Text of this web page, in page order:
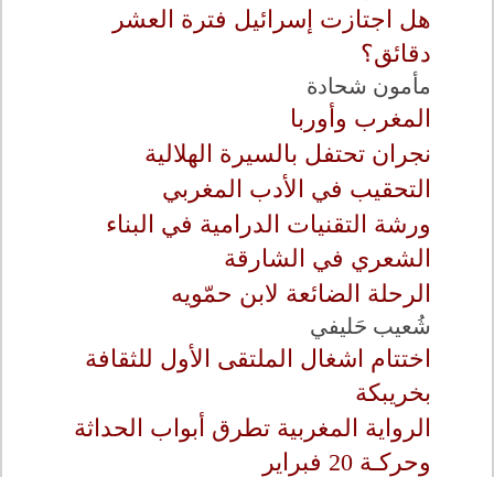
هل اجتازت إسرائيل فترة العشر
دقائق؟
مأمون شحادة
المغرب وأوربا
نجران تحتفل بالسيرة الهلالية
التحقيب في الأدب المغربي
ورشة التقنيات الدرامية في البناء
الشعري في الشارقة
الرحلة الضائعة لابن حمّويه
شُعيب حَليفي
اختتام اشغال الملتقى الأول للثقافة
بخريبكة
الرواية المغربية تطرق أبواب الحداثة
وحركـة 20 فبراير